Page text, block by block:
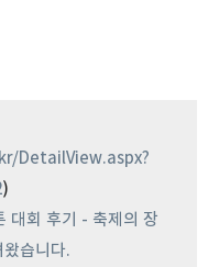
DetailView.aspx?
)
대회 후기 - 축제의 장
습니다.